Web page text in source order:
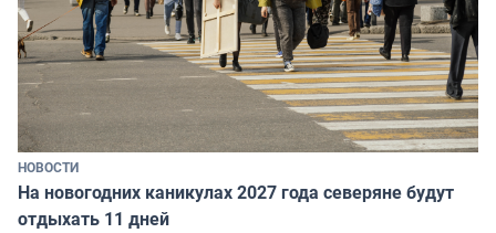
НОВОСТИ
На новогодних каникулах 2027 года северяне будут
отдыхать 11 дней